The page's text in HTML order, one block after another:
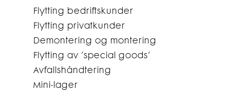
Flytting bedriftskunder
Flytting privatkunder
Demontering og montering
Flytting av ‘special goods’
Avfallshåndtering
Mini-lager